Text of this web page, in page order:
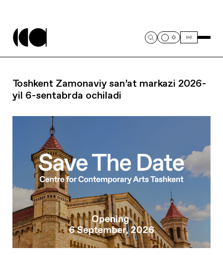
Toshkent Zamonaviy san’at markazi 2026-
yil 6-sentabrda ochiladi